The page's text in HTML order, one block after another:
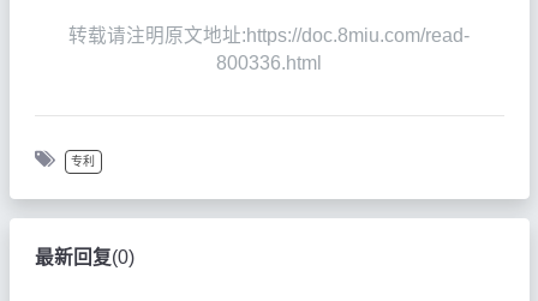
转载请注明原文地址:https://doc.8miu.com/read-
800336.html
专利
最新回复(0)